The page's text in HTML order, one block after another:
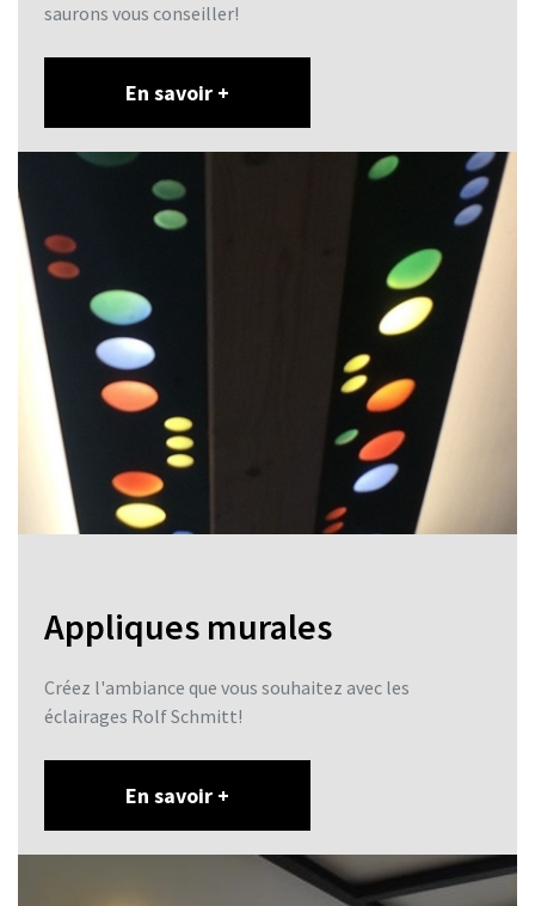
saurons vous conseiller!
En savoir +
Appliques murales
Créez l'ambiance que vous souhaitez avec les
éclairages Rolf Schmitt!
En savoir +